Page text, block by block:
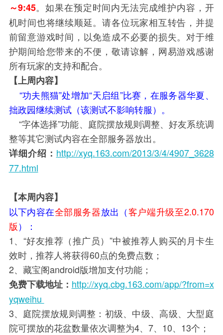
～9:45。如果在预定时间内无法完成维护内容，开
机时间也将继续顺延。请各位玩家相互转告，并提
前留意游戏时间，以免造成不必要的损失。对于维
护期间给您带来的不便，敬请谅解，网易游戏感谢
所有玩家的支持和配合。
【上周内容】
“功夫熊猫”处增加“天启组”比赛，在服务器华夏、
拙政园继续测试（该测试不影响转服）。
“字体选择”功能、庭院摆放规则调整、好友系统调
整等其它测试内容在全部服务器放出。
详细介绍： http://xyq.163.com/2013/3/4/4907_3628
77.html
【本周内容】
以下内容在全部服务器放出（客户端升级至2.0.170
版）：
1、“好友推荐（推广员）”中被推荐人购买的月卡生
效时，推荐人将获得60点的免费点数；
2、藏宝阁android版增加支付功能；
免费下载地址： http://xyq.cbg.163.com/app/?from=x
yqweihu
3、庭院摆放规则调整：初级、中级、高级、大型庭
院可摆放的花盆数量依次调整为4、7、10、13个；